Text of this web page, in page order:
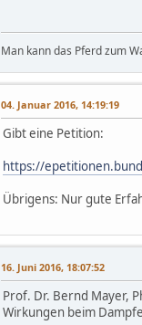
Man kann das Pferd zum
04. Januar 2016, 14:19:19
Gibt eine Petition:
https://
Übrigens: Nur gute
16. Juni 2016, 18:07:52
Prof. Dr. Bernd Mayer,
Wirkungen beim